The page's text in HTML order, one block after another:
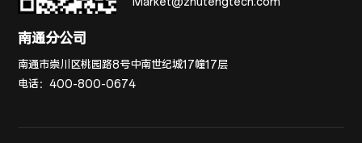
南通分公司
南通市崇川区桃园路8号中南世纪城17幢17层
电话：400-800-0674